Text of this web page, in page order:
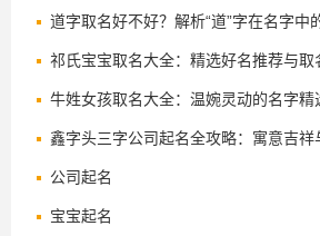
道字取名好不好？解析“道”字在名字中
祁氏宝宝取名大全：精选好名推荐与取
牛姓女孩取名大全：温婉灵动的名字精
鑫字头三字公司起名全攻略：寓意吉祥
公司起名
宝宝起名